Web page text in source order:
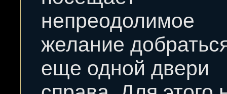
непреодолимое
желание
еще одной двери